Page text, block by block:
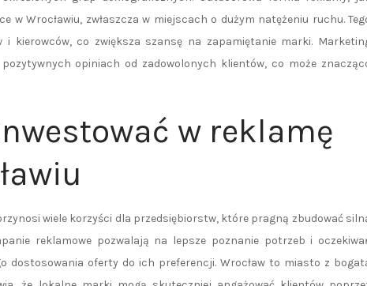
w Wrocławiu, zwłaszcza w miejscach o dużym natężeniu ruchu.
kierowców, co zwiększa szansę na zapamiętanie marki.
opiniach od zadowolonych klientów, co może
w reklamę
wiele korzyści dla przedsiębiorstw, które pragną zbudować
reklamowe pozwalają na lepsze poznanie potrzeb i
dostosowania oferty do ich preferencji. Wrocław to miasto z